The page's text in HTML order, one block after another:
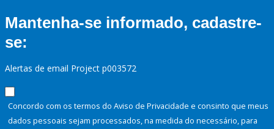
Mantenha-se informado, cadastre-
se:
Alertas de email Project p003572
Concordo com os termos do Aviso de Privacidade e consinto que meus
dados pessoais sejam processados, na medida do necessário, para